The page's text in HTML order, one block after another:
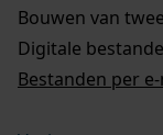
Bouwen van
Digitale
Bestanden per